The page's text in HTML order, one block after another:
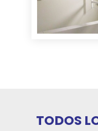
TODOS